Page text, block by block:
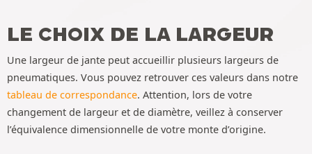
LE CHOIX DE LA LARGEUR
Une largeur de jante peut accueillir plusieurs largeurs de
pneumatiques. Vous pouvez retrouver ces valeurs dans notre
tableau de correspondance. Attention, lors de votre
changement de largeur et de diamètre, veillez à conserver
l’équivalence dimensionnelle de votre monte d’origine.